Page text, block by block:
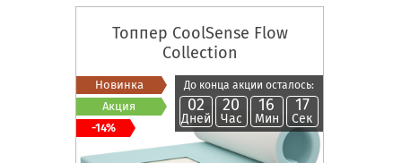
Топпер CoolSense Flow
Collection
До конца акции осталось:
02
Дней
20
Час
16
Мин
17
Сек
Новинка
Акция
-14%